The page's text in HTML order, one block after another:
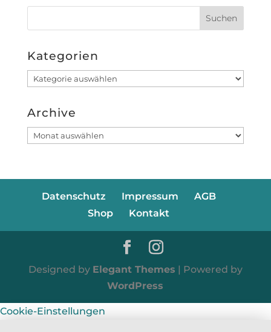
Kategorien
Kategorien
Archive
Archive
Datenschutz Impressum
AGB
Shop
Kontakt
Designed by Elegant Themes | Powered by
WordPress
Cookie-Einstellungen